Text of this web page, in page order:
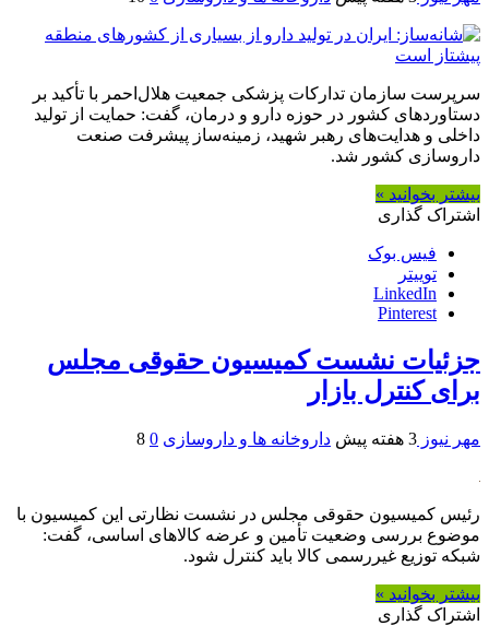
سرپرست سازمان تدارکات پزشکی جمعیت هلال‌احمر با تأکید بر
دستاوردهای کشور در حوزه دارو و درمان، گفت: حمایت از تولید
داخلی و هدایت‌های رهبر شهید، زمینه‌ساز پیشرفت صنعت
داروسازی کشور شد.
بیشتر بخوانید »
اشتراک گذاری
فیس بوک
توییتر
LinkedIn
Pinterest
جزئیات نشست کمیسیون حقوقی مجلس
برای کنترل بازار
مهر نیوز 3 هفته پیش داروخانه ها و داروسازی 0
8
رئیس کمیسیون حقوقی مجلس در نشست نظارتی این کمیسیون با
موضوع بررسی وضعیت تأمین و عرضه کالاهای اساسی، گفت:
شبکه توزیع غیررسمی کالا باید کنترل شود.
بیشتر بخوانید »
اشتراک گذاری